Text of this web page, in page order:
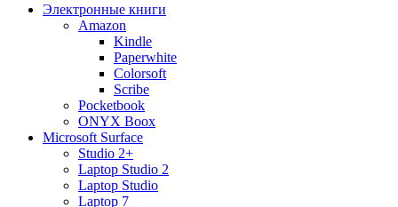
Электронные книги
Amazon
Kindle
Paperwhite
Colorsoft
Scribe
Pocketbook
ONYX Boox
Microsoft Surface
Studio 2+
Laptop Studio 2
Laptop Studio
Laptop 7